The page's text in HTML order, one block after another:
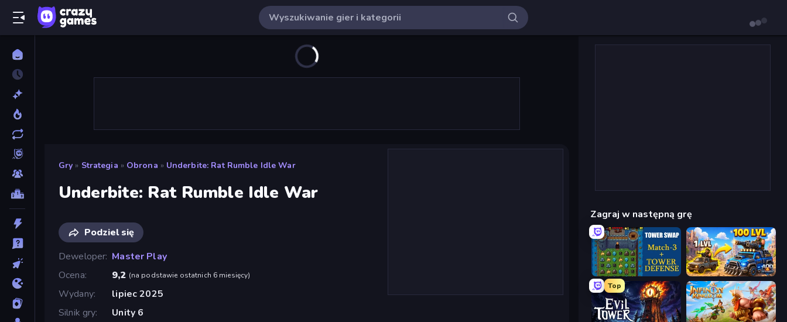
Gry » Strategia » Obrona » Underbite: Rat Rumble Idle War
Underbite: Rat Rumble Idle War
Podziel się
Deweloper Master Play
Ocena
9,2 (na podstawie ostatnich 6 miesięcy)
Wydany
lipiec 2025
Silnik gry
Unity 6
Zagraj w następną grę
Tower Swap AOD - Art Of Defense
Top